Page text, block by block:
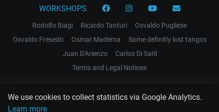
We use cookies to collect statistics via Google Analytics.
Learn more
WORKSHOPS
Rodolfo Biagi Ricardo Tanturi
Osvaldo Pugliese
Osvaldo Fresedo
Osmar Maderna
Some definitly lost tangos
Juan D'Arienzo
Carlos Di Sarli
Terms and Legal Notices
EL RECODO TANGO